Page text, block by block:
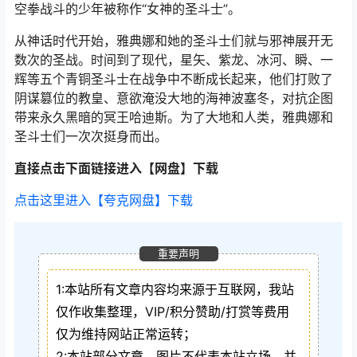
空拳战斗的少年被称作“女神的圣斗士”。
从神话时代开始，雅典娜和她的圣斗士们就与邪神展开无
数次的圣战。时间到了现代，星矢、紫龙、冰河、瞬、一
辉等五个青铜圣斗士在战争中不断成长起来，他们打败了
阴谋篡位的教皇、意欲淹没大地的海神波塞冬，对抗企图
带来永久黑暗的冥王哈迪斯。为了大地和人类，雅典娜和
圣斗士们一次次挺身而出。
直接点击下面链接进入【网盘】下载
点击这里进入【夸克网盘】下载
重要声明
1:本站所有文章内容均来源于互联网，我站
仅作收集整理，VIP/积分赞助/打赏等费用
仅为维持网站正常运转；